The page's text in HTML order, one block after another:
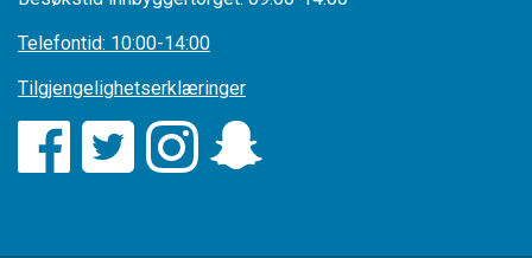
Telefontid: 10:00-14:00
Tilgjengelighetserklæringer